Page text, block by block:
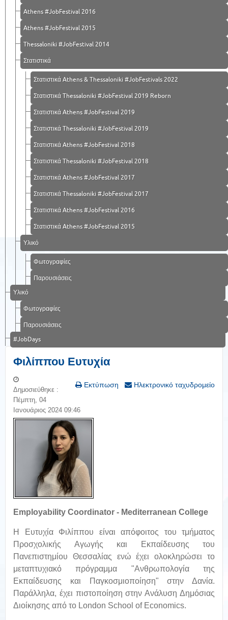
Athens #JobFestival 2016
Athens #JobFestival 2015
Thessaloniki #JobFestival 2014
Στατιστικά
Στατιστικά Athens & Thessaloniki #JobFestivals 2022
Στατιστικά Thessaloniki #JobFestival 2019 Reborn
Στατιστικά Athens #JobFestival 2019
Στατιστικά Thessaloniki #JobFestival 2019
Στατιστικά Athens #JobFestival 2018
Στατιστικά Thessaloniki #JobFestival 2018
Στατιστικά Athens #JobFestival 2017
Στατιστικά Thessaloniki #JobFestival 2017
Στατιστικά Athens #JobFestival 2016
Στατιστικά Athens #JobFestival 2015
Υλικό
Φωτογραφίες
Παρουσιάσεις
Υλικό
Φωτογραφίες
Παρουσιάσεις
#JobDays
Φιλίππου Ευτυχία
Εκτύπωση Ηλεκτρονικό ταχυδρομείο
Δημοσιεύθηκε :
Πέμπτη, 04
Ιανουάριος 2024 09:46
Employability Coordinator - Mediterranean College
Η Ευτυχία Φιλίππου είναι απόφοιτος του τμήματος
Προσχολικής Αγωγής και Εκπαίδευσης του
Πανεπιστημίου Θεσσαλίας ενώ έχει ολοκληρώσει το
μεταπτυχιακό πρόγραμμα "Ανθρωπολογία της
Εκπαίδευσης και Παγκοσμιοποίηση" στην Δανία.
Παράλληλα, έχει πιστοποίηση στην Ανάλυση Δημόσιας
Διοίκησης από το London School of Economics.